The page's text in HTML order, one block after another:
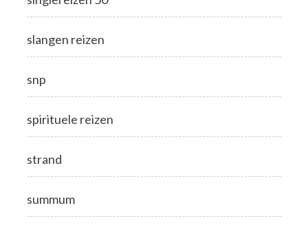
slangen reizen
snp
spirituele reizen
strand
summum